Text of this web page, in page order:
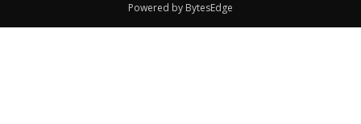
Powered by BytesEdge